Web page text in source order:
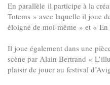
En parallèle il participe à la
Totems » avec laquelle il joue
éloigné de moi-même » et « En
Il joue également dans une
scène par Alain Bertrand «
plaisir de jouer au festival